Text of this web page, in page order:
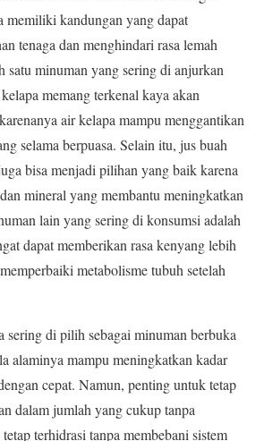
memiliki kandungan yang dapat
tenaga dan menghindari rasa lemah
satu minuman yang sering di anjurkan
memang terkenal kaya akan
air kelapa mampu menggantikan
selama berpuasa. Selain itu, jus buah
bisa menjadi pilihan yang baik karena
mineral yang membantu meningkatkan
lain yang sering di konsumsi adalah
dapat memberikan rasa kenyang lebih
metabolisme tubuh setelah
sering di pilih sebagai minuman berbuka
alaminya mampu meningkatkan kadar
cepat. Namun, penting untuk tetap
dalam jumlah yang cukup tanpa
terhidrasi tanpa membebani sistem